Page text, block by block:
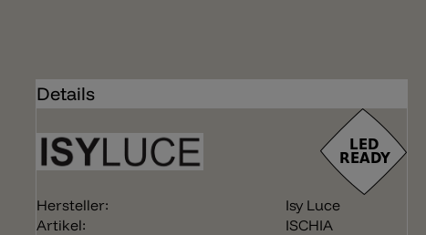
Details
Hersteller:
Isy Luce
Artikel:
ISCHIA